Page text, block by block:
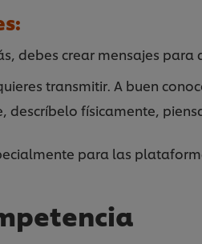
debes crear mensajes para
transmitir. A buen
físicamente,
para las